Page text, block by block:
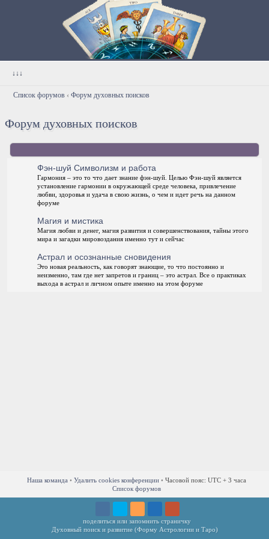
↓↓↓
Список форумов ‹ Форум духовных поисков
Форум духовных поисков
Фэн-шуй Символизм и работа
Гармония – это то что дает знание фэн-шуй. Целью Фэн-шуй является
установление гармонии в окружающей среде человека, привлечение
любви, здоровья и удача в свою жизнь, о чем и идет речь на данном
форуме
Магия и мистика
Магия любви и денег, магия развития и совершенствования, тайны этого
мира и загадки мировоздания именно тут и сейчас
Астрал и осознанные сновидения
Это новая реальность, как говорят знающие, то что постоянно и
неизменно, там где нет запретов и границ – это астрал. Все о практиках
выхода в астрал и личном опыте именно на этом форуме
Наша команда • Удалить cookies конференции• Часовой пояс: UTC + 3 часа
Список форумов
поделиться или запомнить страничку
Духовный поиск и развитие (Форму Астрологии и Таро)